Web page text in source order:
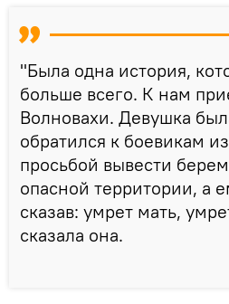
"Была одна история,
больше всего. К нам
Волновахи. Девушка
обратился к боевикам
просьбой вывести
опасной территории, а
сказав: умрет мать,
сказала она.